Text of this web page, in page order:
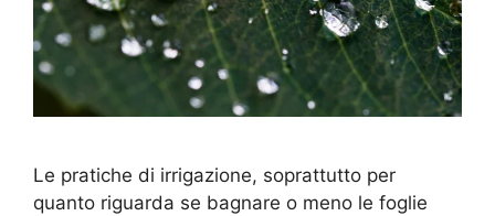
Le pratiche di irrigazione, soprattutto per
quanto riguarda se bagnare o meno le foglie